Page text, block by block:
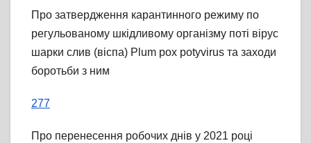
Про затвердження карантинного режиму по
регульованому шкідливому організму поті вірус
шарки слив (віспа) Plum pox potyvirus та заходи
боротьби з ним
277
Про перенесення робочих днів у 2021 році